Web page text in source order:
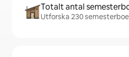
Totalt antal
Utforska 230